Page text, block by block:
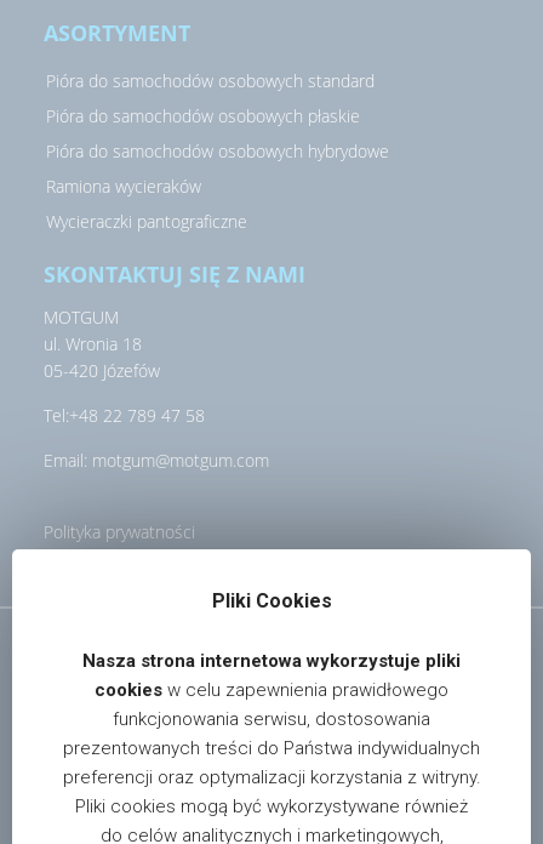
Pliki Cookies
Nasza strona internetowa wykorzystuje pliki
cookies w celu zapewnienia prawidłowego
funkcjonowania serwisu, dostosowania
prezentowanych treści do Państwa indywidualnych
preferencji oraz optymalizacji korzystania z witryny.
Pliki cookies mogą być wykorzystywane również
do celów analitycznych i marketingowych,
ASORTYMENT
Pióra do samochodów osobowych standard
Pióra do samochodów osobowych płaskie
Pióra do samochodów osobowych hybrydowe
Ramiona wycieraków
Wycieraczki pantograficzne
SKONTAKTUJ SIĘ Z NAMI
MOTGUM
ul. Wronia 18
05-420 Józefów
Tel:+48 22 789 47 58
Email: motgum@motgum.com
Polityka prywatności
W celu uzyskania informacji o dystrybutorach i sklepach
oferujących nasze produkty na terenie całego kraju,
prosimy pisać na adres: info@motgum.com